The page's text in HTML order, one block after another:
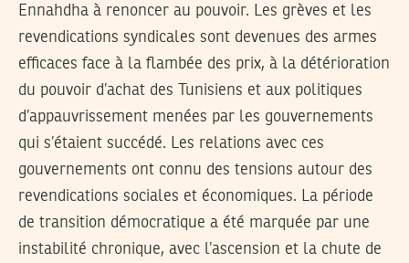
Ennahdha à renoncer au pouvoir. Les grèves et les
revendications syndicales sont devenues des armes
efficaces face à la flambée des prix, à la détérioration
du pouvoir d’achat des Tunisiens et aux politiques
d’appauvrissement menées par les gouvernements
qui s’étaient succédé. Les relations avec ces
gouvernements ont connu des tensions autour des
revendications sociales et économiques. La période
de transition démocratique a été marquée par une
instabilité chronique, avec l’ascension et la chute de